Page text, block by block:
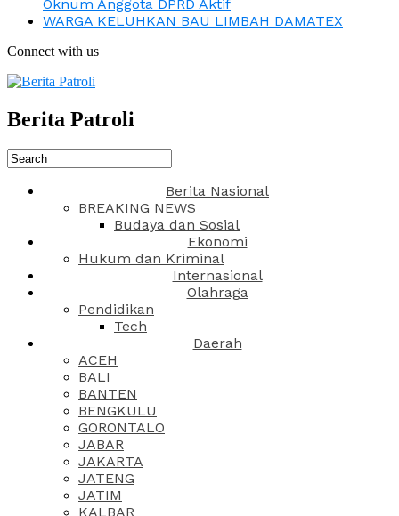
Oknum Anggota DPRD Aktif
WARGA KELUHKAN BAU LIMBAH DAMATEX
Connect with us
Berita Patroli
Berita Nasional
BREAKING NEWS
Budaya dan Sosial
Ekonomi
Hukum dan Kriminal
Internasional
Olahraga
Pendidikan
Tech
Daerah
ACEH
BALI
BANTEN
BENGKULU
GORONTALO
JABAR
JAKARTA
JATENG
JATIM
KALBAR